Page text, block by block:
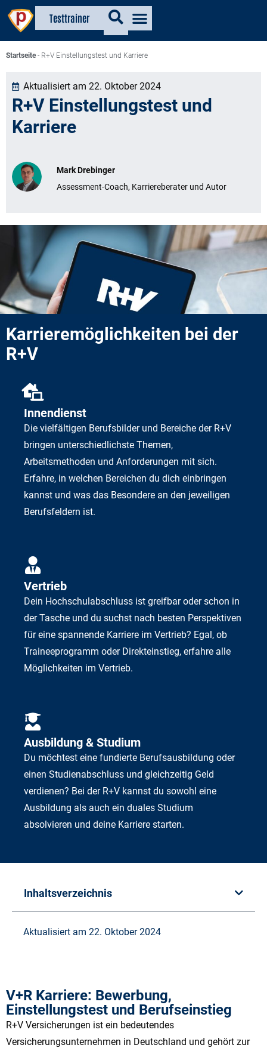
Testtrainer
Startseite- R+V Einstellungstest und Karriere
Aktualisiert am 22. Oktober 2024
R+V Einstellungstest und
Karriere
Mark Drebinger
Assessment-Coach, Karriereberater und Autor
Karrieremöglichkeiten bei der
R+V
Innendienst
Die vielfältigen Berufsbilder und Bereiche der R+V
bringen unterschiedlichste Themen,
Arbeitsmethoden und Anforderungen mit sich.
Erfahre, in welchen Bereichen du dich einbringen
kannst und was das Besondere an den jeweiligen
Berufsfeldern ist.
Vertrieb
Dein Hochschulabschluss ist greifbar oder schon in
der Tasche und du suchst nach besten Perspektiven
für eine spannende Karriere im Vertrieb? Egal, ob
Traineeprogramm oder Direkteinstieg, erfahre alle
Möglichkeiten im Vertrieb.
Ausbildung & Studium
Du möchtest eine fundierte Berufsausbildung oder
einen Studienabschluss und gleichzeitig Geld
verdienen? Bei der R+V kannst du sowohl eine
Ausbildung als auch ein duales Studium
absolvieren und deine Karriere starten.
Inhaltsverzeichnis
Aktualisiert am 22. Oktober 2024
V+R Karriere: Bewerbung,
Einstellungstest und Berufseinstieg
R+V Versicherungen ist ein bedeutendes
Versicherungsunternehmen in Deutschland und gehört zur